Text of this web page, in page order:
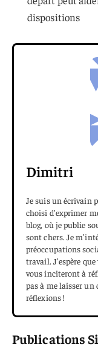
dispositions
Dimitri
Je suis un écrivain
choisi d'exprimer
blog, où je publie
sont chers. Je
préoccupations
travail. J'espère
vous inciteront à
pas à me laisser un
réflexions !
Publications